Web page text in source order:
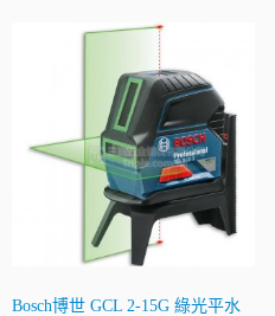
Bosch博世 GCL 2-15G 綠光平水